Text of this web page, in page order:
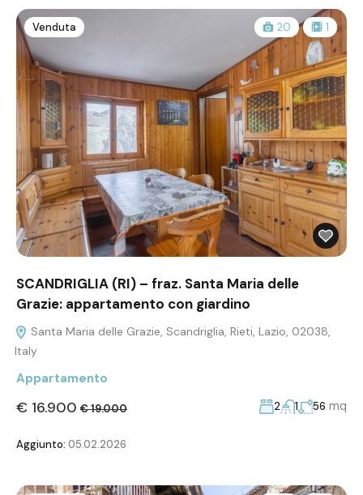
Venduta 20 1
SCANDRIGLIA (RI) – fraz. Santa Maria delle
Grazie: appartamento con giardino
Santa Maria delle Grazie, Scandriglia, Rieti, Lazio, 02038,
Italy
Appartamento
€ 16.900 € 19.000 2 1 56 mq
Aggiunto: 05.02.2026